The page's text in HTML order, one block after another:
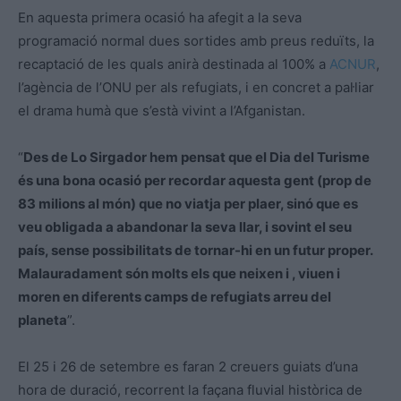
En aquesta primera ocasió ha afegit a la seva
programació normal dues sortides amb preus reduïts, la
recaptació de les quals anirà destinada al 100% a ACNUR,
l’agència de l’ONU per als refugiats, i en concret a pal·liar
el drama humà que s’està vivint a l’Afganistan.
“Des de Lo Sirgador hem pensat que el Dia del Turisme
és una bona ocasió per recordar aquesta gent (prop de
83 milions al món) que no viatja per plaer, sinó que es
veu obligada a abandonar la seva llar, i sovint el seu
país, sense possibilitats de tornar-hi en un futur proper.
Malauradament són molts els que neixen i , viuen i
moren en diferents camps de refugiats arreu del
planeta”.
El 25 i 26 de setembre es faran 2 creuers guiats d’una
hora de duració, recorrent la façana fluvial històrica de